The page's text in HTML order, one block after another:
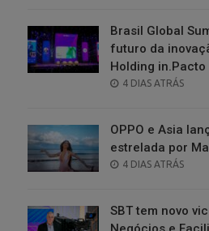
Brasil Global
futuro da
Holding in.Pacto
POSTED
4 DIAS ATRÁS
OPPO e Asia
estrelada por
POSTED
4 DIAS ATRÁS
SBT tem novo